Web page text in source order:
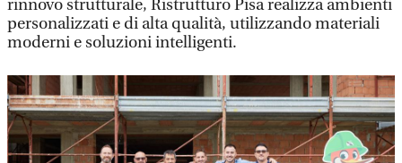
rinnovo strutturale, Ristrutturo Pisa realizza ambienti
personalizzati e di alta qualità, utilizzando materiali
moderni e soluzioni intelligenti.